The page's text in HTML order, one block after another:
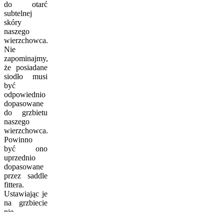
do otarć
subtelnej
skóry
naszego
wierzchowca.
Nie
zapominajmy,
że posiadane
siodło musi
być
odpowiednio
dopasowane
do grzbietu
naszego
wierzchowca.
Powinno
być ono
uprzednio
dopasowane
przez saddle
fittera.
Ustawiając je
na grzbiecie